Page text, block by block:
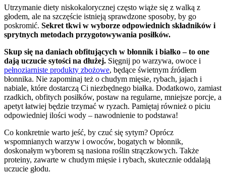
Utrzymanie diety niskokalorycznej często wiąże się z walką z
głodem, ale na szczęście istnieją sprawdzone sposoby, by go
poskromić. Sekret tkwi w wyborze odpowiednich składników i
sprytnych metodach przygotowywania posiłków.
Skup się na daniach obfitujących w błonnik i białko – to one
dają uczucie sytości na dłużej. Sięgnij po warzywa, owoce i
pełnoziarniste produkty zbożowe, będące świetnym źródłem
błonnika. Nie zapominaj też o chudym mięsie, rybach, jajach i
nabiale, które dostarczą Ci niezbędnego białka. Dodatkowo, zamiast
rzadkich, obfitych posiłków, postaw na regularne, mniejsze porcje, a
apetyt łatwiej będzie trzymać w ryzach. Pamiętaj również o piciu
odpowiedniej ilości wody – nawodnienie to podstawa!
Co konkretnie warto jeść, by czuć się sytym? Oprócz
wspomnianych warzyw i owoców, bogatych w błonnik,
doskonałym wyborem są nasiona roślin strączkowych. Także
proteiny, zawarte w chudym mięsie i rybach, skutecznie oddalają
uczucie głodu.